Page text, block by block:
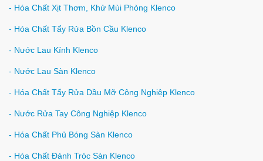
- Hóa Chất Xịt Thơm, Khử Mùi Phòng Klenco
- Hóa Chất Tẩy Rửa Bồn Cầu Klenco
- Nước Lau Kính Klenco
- Nước Lau Sàn Klenco
- Hóa Chất Tẩy Rửa Dầu Mỡ Công Nghiệp Klenco
- Nước Rửa Tay Công Nghiệp Klenco
- Hóa Chất Phủ Bóng Sàn Klenco
- Hóa Chất Đánh Tróc Sàn Klenco